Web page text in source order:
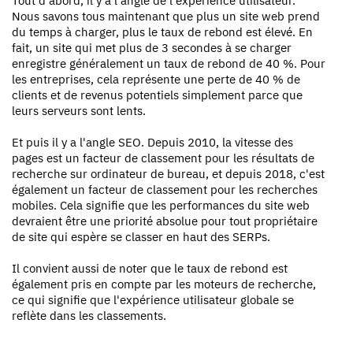
Nous savons tous maintenant que plus un site web prend
du temps à charger, plus le taux de rebond est élevé. En
fait, un site qui met plus de 3 secondes à se charger
enregistre généralement un taux de rebond de 40 %. Pour
les entreprises, cela représente une perte de 40 % de
clients et de revenus potentiels simplement parce que
leurs serveurs sont lents.
Et puis il y a l'angle SEO. Depuis 2010, la vitesse des
pages est un facteur de classement pour les résultats de
recherche sur ordinateur de bureau, et depuis 2018, c'est
également un facteur de classement pour les recherches
mobiles. Cela signifie que les performances du site web
devraient être une priorité absolue pour tout propriétaire
de site qui espère se classer en haut des SERPs.
Il convient aussi de noter que le taux de rebond est
également pris en compte par les moteurs de recherche,
ce qui signifie que l'expérience utilisateur globale se
reflète dans les classements.